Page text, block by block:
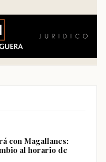
con Magallanes:
al horario de